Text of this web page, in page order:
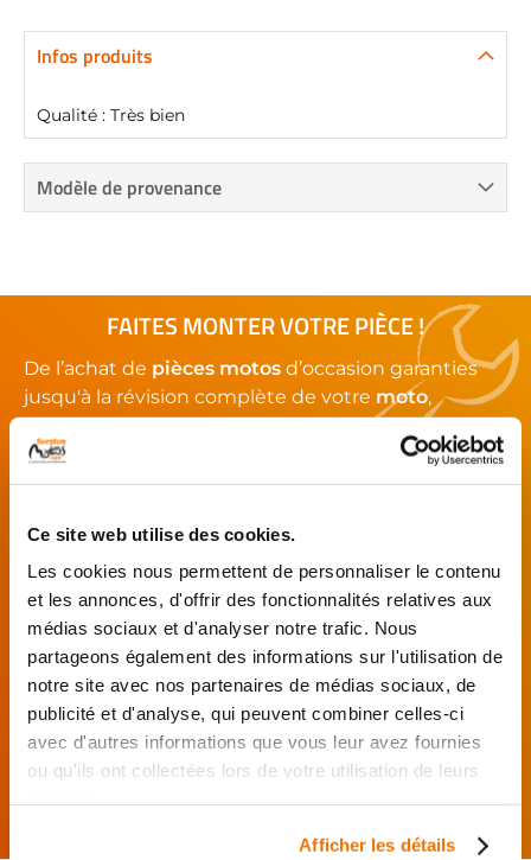
Ce site web utilise des cookies.
Les cookies nous permettent de personnaliser le contenu
et les annonces, d'offrir des fonctionnalités relatives aux
médias sociaux et d'analyser notre trafic. Nous
partageons également des informations sur l'utilisation de
notre site avec nos partenaires de médias sociaux, de
publicité et d'analyse, qui peuvent combiner celles-ci
avec d'autres informations que vous leur avez fournies
ou qu'ils ont collectées lors de votre utilisation de leurs
Afficher les détails
Infos produits
Qualité : Très bien
Modèle de provenance
FAITES MONTER VOTRE PIÈCE !
De l’achat de pièces motos d’occasion garanties
jusqu'à la révision complète de votre moto,
garages partenaires.
Je choisis mon réparateur et me
présente au garage.
J’effectue ma
commande
directement auprès
du réparateur.
Mes pièces sont livrées et
montées chez le partenaire.
Rechercher par...